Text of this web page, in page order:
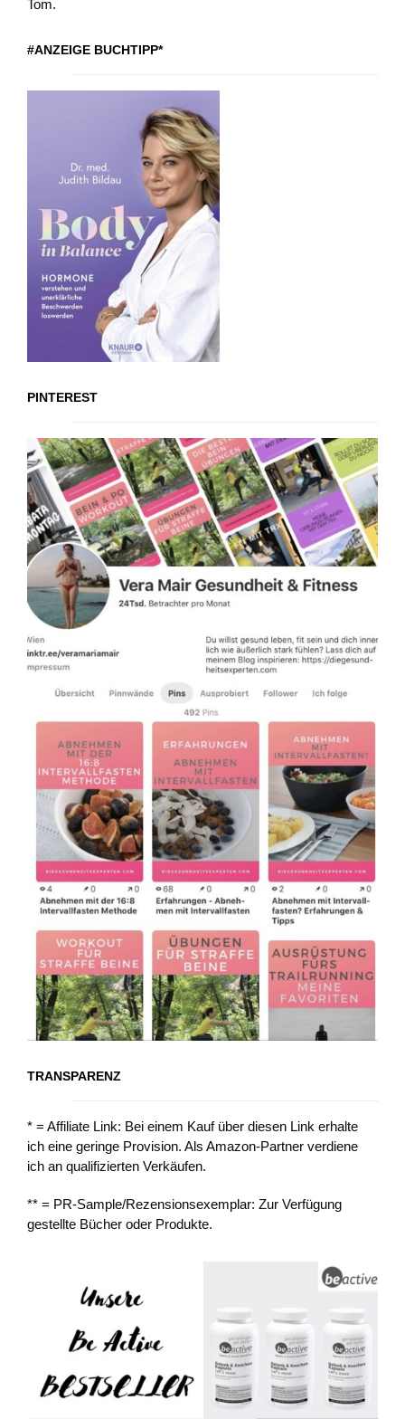
Tom.
#ANZEIGE BUCHTIPP*
PINTEREST
TRANSPARENZ
* = Affiliate Link: Bei einem Kauf über diesen Link erhalte
ich eine geringe Provision. Als Amazon-Partner verdiene
ich an qualifizierten Verkäufen.
** = PR-Sample/Rezensionsexemplar: Zur Verfügung
gestellte Bücher oder Produkte.